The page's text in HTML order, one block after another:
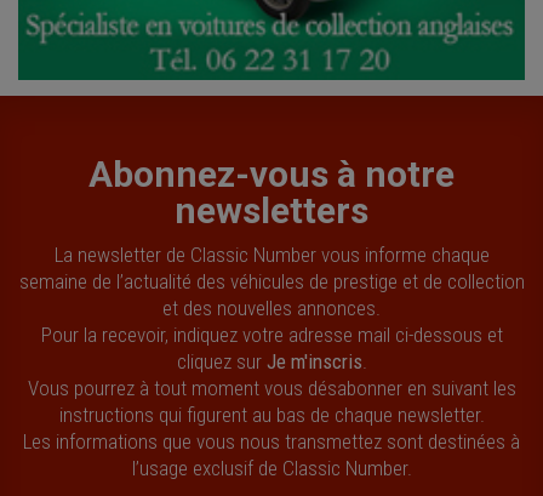
Abonnez-vous à notre
newsletters
La newsletter de Classic Number vous informe chaque
semaine de l’actualité des véhicules de prestige et de collection
et des nouvelles annonces.
Pour la recevoir, indiquez votre adresse mail ci-dessous et
cliquez sur Je m'inscris
Vous pourrez à tout moment vous désabonner en suivant les
instructions qui figurent au bas de chaque newsletter.
Les informations que vous nous transmettez sont destinées à
l’usage exclusif de Classic Number.